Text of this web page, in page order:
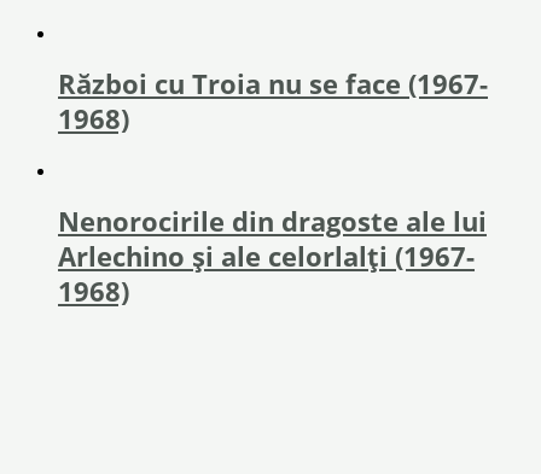
Război cu Troia nu se face (1967-
1968)
Nenorocirile din dragoste ale lui
Arlechino și ale celorlalți (1967-
1968)